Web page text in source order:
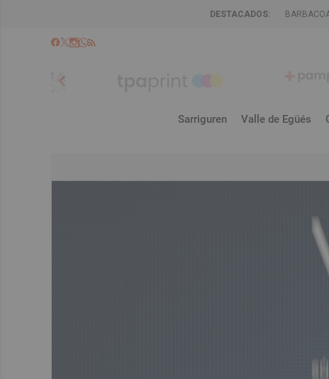
DESTACADOS:
chevron_left
Sarriguren Valle de Egüés